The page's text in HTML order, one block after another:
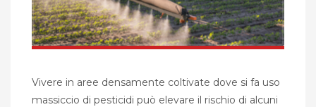
Vivere in aree densamente coltivate dove si fa uso
massiccio di pesticidi può elevare il rischio di alcuni